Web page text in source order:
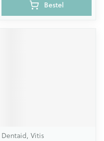
Bestel
Dentaid, Vitis